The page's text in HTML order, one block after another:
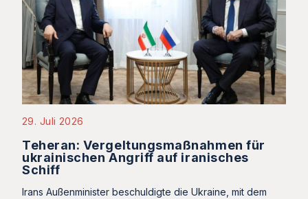
29. Juli 2026
Teheran: Vergeltungsmaßnahmen für
ukrainischen Angriff auf iranisches
Schiff
Irans Außenminister beschuldigte die Ukraine, mit dem